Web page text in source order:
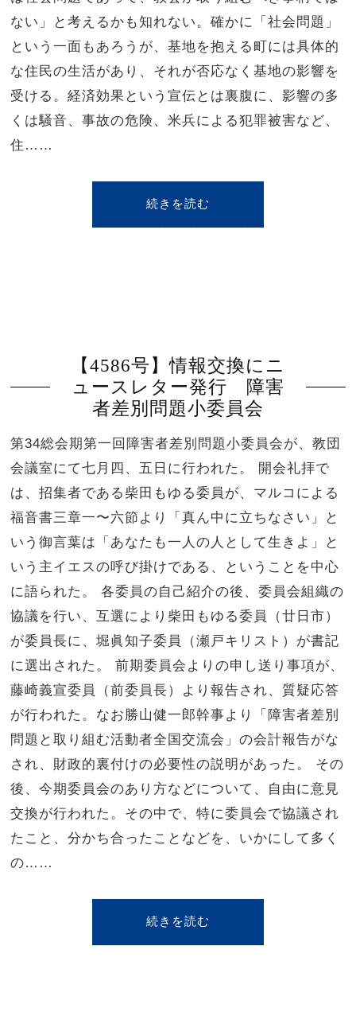
ない」と考えるかも知れない。確かに「社会問題」
という一面もあろうが、基地を抱える町には具体的
な住民の生活があり、それが否応なく基地の影響を
受ける。経済効果という宣伝とは裏腹に、影響の多
くは騒音、事故の危険、米兵による犯罪被害など、
住……
続きを読む
【4586号】情報交換にニ
ュースレター発行 障害
者差別問題小委員会
第34総会期第一回障害者差別問題小委員会が、教団
会議室にて七月四、五日に行われた。 開会礼拝で
は、招集者である柴田もゆる委員が、マルコによる
福音書三章一〜六節より「真ん中に立ちなさい」と
いう御言葉は「あなたも一人の人として生きよ」と
いう主イエスの呼び掛けである、ということを中心
に語られた。 各委員の自己紹介の後、委員会組織の
協議を行い、互選により柴田もゆる委員（廿日市）
が委員長に、堀眞知子委員（瀬戸キリスト）が書記
に選出された。 前期委員会よりの申し送り事項が、
藤崎義宣委員（前委員長）より報告され、質疑応答
が行われた。なお勝山健一郎幹事より「障害者差別
問題と取り組む活動者全国交流会」の会計報告がな
され、財政的裏付けの必要性の説明があった。 その
後、今期委員会のあり方などについて、自由に意見
交換が行われた。その中で、特に委員会で協議され
たこと、分かち合ったことなどを、いかにして多く
の……
続きを読む